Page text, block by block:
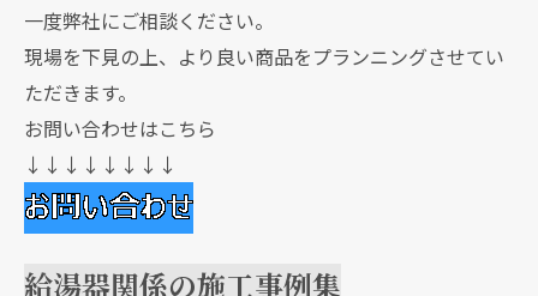
一度弊社にご相談ください。
現場を下見の上、より良い商品をプランニングさせてい
ただきます。
お問い合わせはこちら
↓↓↓↓↓↓↓↓
給湯器関係の施工事例集